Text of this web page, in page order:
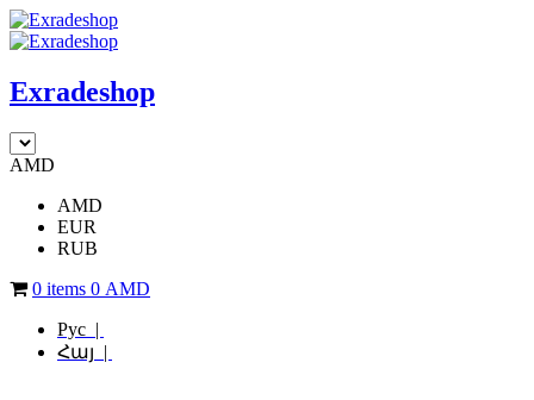
Exradeshop
AMD
AMD
EUR
RUB
0 items 0 AMD
Рус |
Հայ |